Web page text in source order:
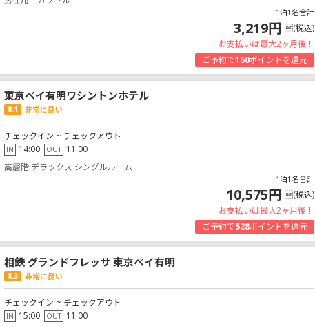
1泊1名合計
3,219円 (税込)
お支払いは最大2ヶ月後！
ご予約で160ポイントを還元
東京ベイ有明ワシントンホテル
8.1 非常に良い
チェックイン ~ チェックアウト
IN 14:00 OUT 11:00
高層階 デラックス シングルルーム
1泊1名合計
10,575円 (税込)
お支払いは最大2ヶ月後！
ご予約で528ポイントを還元
相鉄 グランドフレッサ 東京ベイ有明
8.3 非常に良い
チェックイン ~ チェックアウト
IN 15:00 OUT 11:00